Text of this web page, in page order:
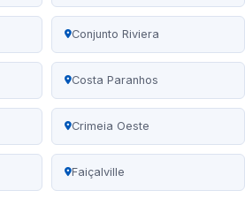
Conjunto Riviera
Costa Paranhos
Crimeia Oeste
Faiçalville